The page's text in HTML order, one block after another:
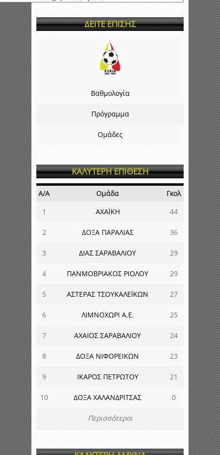
ΔΕΙΤΕ ΕΠΙΣΗΣ
Βαθμολογία
Πρόγραμμα
Ομάδες
ΚΑΛΥΤΕΡΗ ΕΠΙΘΕΣΗ
Α/Α Ομάδα
Γκολ
1
ΑΧΑΪΚΗ 44
2 ΔΟΞΑ ΠΑΡΑΛΙΑΣ 36
3 ΔΙΑΣ ΣΑΡΑΒΑΛΙΟΥ 29
4 ΠΑΝΜΟΒΡΙΑΚΟΣ ΡΙΟΛΟΥ 29
5 ΑΣΤΕΡΑΣ ΤΣΟΥΚΑΛΕΪΚΩΝ 27
6 ΛΙΜΝΟΧΩΡΙ Α.Ε. 25
7 ΑΧΑΙΟΣ ΣΑΡΑΒΑΛΙΟΥ 24
8 ΔΟΞΑ ΝΙΦΟΡΕΙΚΩΝ 23
9 ΙΚΑΡΟΣ ΠΕΤΡΩΤΟΥ 21
10 ΔΟΞΑ ΧΑΛΑΝΔΡΙΤΣΑΣ 0
Περισσότεροι